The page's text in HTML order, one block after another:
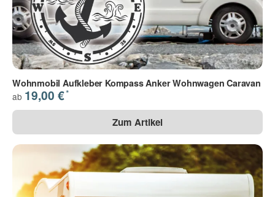
Wohnmobil Aufkleber Kompass Anker Wohnwagen Caravan
ab 19,00 €*
Zum Artikel